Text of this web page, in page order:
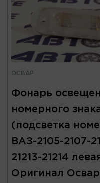
ОСВАР
Фонарь
номерного
(подсветка
ВАЗ-2105-2107-
21213-21214
Оригинал Освар